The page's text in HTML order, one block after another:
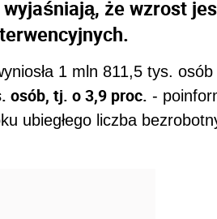
że wzrost
1 mln 811,5 tys. osób
osób, tj. o 3,9 proc. -
ubiegłego liczba